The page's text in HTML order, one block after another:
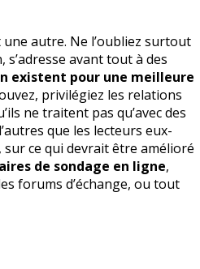
autre. Ne l’oubliez surtout
avant tout à des
existent pour une meilleure
privilégiez les relations
ne traitent pas qu’avec des
que les lecteurs eux-
ce qui devrait être amélioré
de sondage en ligne,
forums d’échange, ou tout